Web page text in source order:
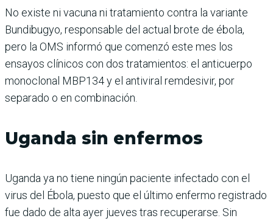
No existe ni vacuna ni tratamiento contra la variante
Bundibugyo, responsable del actual brote de ébola,
pero la OMS informó que comenzó este mes los
ensayos clínicos con dos tratamientos: el anticuerpo
monoclonal MBP134 y el antiviral remdesivir, por
separado o en combinación.
Uganda sin enfermos
Uganda ya no tiene ningún paciente infectado con el
virus del Ébola, puesto que el último enfermo registrado
fue dado de alta ayer jueves tras recuperarse. Sin